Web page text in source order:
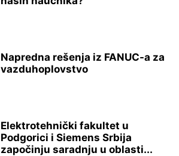
Napredna rešenja iz FANUC-a za
vazduhoplovstvo
Elektrotehnički fakultet u
Podgorici i Siemens Srbija
započinju saradnju u oblasti...